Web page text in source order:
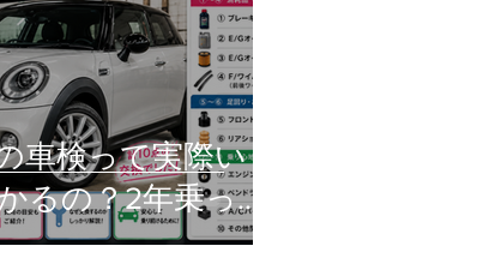
車検って実際いく
るの？2年乗った
リアルな交換部品